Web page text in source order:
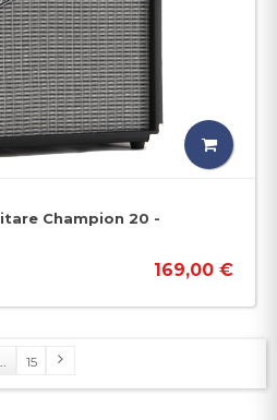
Champion 20 -
169,00 €
15